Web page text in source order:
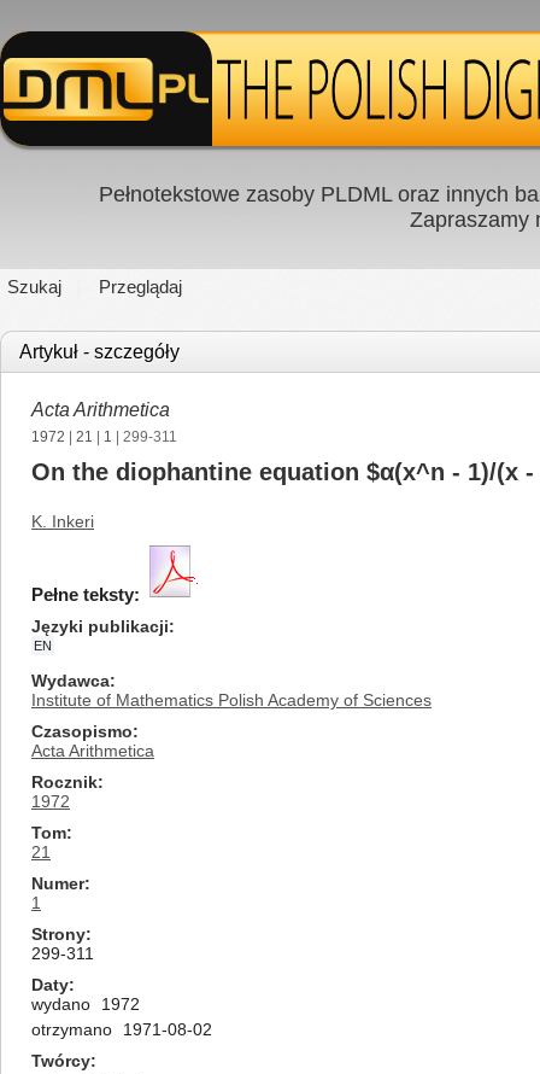
Pełnotekstowe zasoby PLDML oraz innych
Zapraszamy
Szukaj Przeglądaj
Artykuł - szczegóły
Acta Arithmetica
1972 21 1 | 299-311
On the diophantine equation $α(x^n - 1)/(x
K. Inkeri
Pełne teksty:
Języki publikacji
EN
Wydawca
Institute of Mathematics Polish Academy of Sciences
Czasopismo
Acta Arithmetica
Rocznik
1972
Tom
21
Numer
1
Strony
299-311
Daty
wydano
1972
otrzymano
1971-08-02
Twórcy